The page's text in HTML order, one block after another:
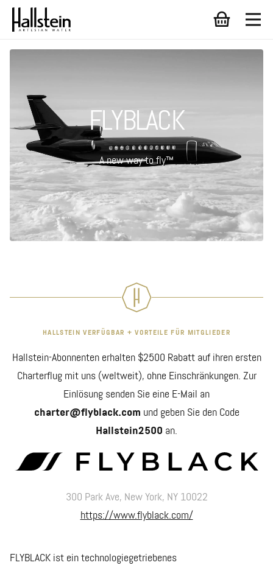
FLYBLACK
A new way to fly™
HALLSTEIN VERFÜGBAR + VORTEILE FÜR MITGLIEDER
Hallstein-Abonnenten erhalten $2500 Rabatt auf ihren ersten
Charterflug mit uns (weltweit), ohne Einschränkungen. Zur
Einlösung senden Sie eine E-Mail an
charter@flyblack.com und geben Sie den Code
Hallstein2500 an.
300 Park Ave, New York, NY 10022
https://www.flyblack.com/
FLYBLACK ist ein technologiegetriebenes